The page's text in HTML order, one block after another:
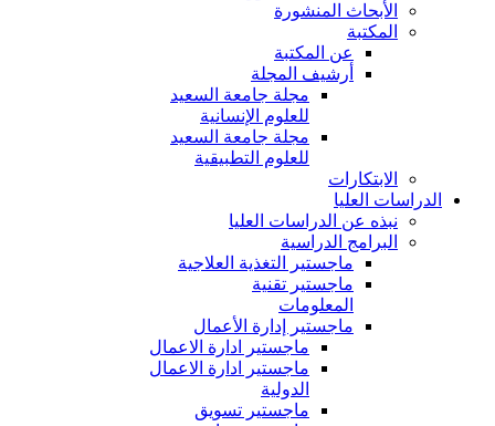
الأبحاث المنشورة
المكتبة
عن المكتبة
أرشيف المجلة
مجلة جامعة السعيد
للعلوم الإنسانية
مجلة جامعة السعيد
للعلوم التطبيقية
الابتكارات
الدراسات العليا
نبذه عن الدراسات العليا
البرامج الدراسية
ماجستير التغذية العلاجية
ماجستير تقنية
المعلومات
ماجستير إدارة الأعمال
ماجستير ادارة الاعمال
ماجستير ادارة الاعمال
الدولية
ماجستير تسويق